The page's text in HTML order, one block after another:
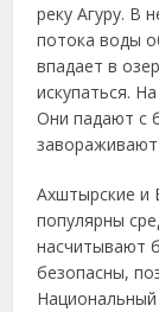
реку Агуру. В
потока воды
впадает в
искупаться.
Они падают с
завораживают
Ахштырские и
популярны
насчитывают
безопасны,